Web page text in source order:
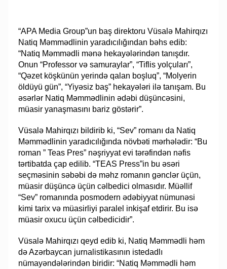
“APA Media Group”un baş direktoru Vüsalə Mahirqızı
Natiq Məmmədlinin yaradıcılığından bəhs edib:
“Natiq Məmmədli mənə hekayələrindən tanışdır.
Onun “Professor və samuraylar”, “Tiflis yolçuları”,
“Qəzet köşkünün yerində qalan boşluq”, “Molyerin
öldüyü gün”, “Yiyəsiz baş” hekayələri ilə tanışam. Bu
əsərlər Natiq Məmmədlinin ədəbi düşüncəsini,
müasir yanaşmasını bariz göstərir”.
Vüsalə Mahirqızı bildirib ki, “Sev” romanı da Natiq
Məmmədlinin yaradıcılığında növbəti mərhələdir: “Bu
roman ” Teas Pres” nəşriyyat evi tərəfindən nəfis
tərtibatda çap edilib. “TEAS Press”in bu əsəri
seçməsinin səbəbi də məhz romanın gənclər üçün,
müasir düşüncə üçün cəlbedici olmasıdır. Müəllif
“Sev” romanında posmodern ədəbiyyat nümunəsi
kimi tarix və müasirliyi paralel inkişaf etdirir. Bu isə
müasir oxucu üçün cəlbedicidir”.
Vüsalə Mahirqızı qeyd edib ki, Natiq Məmmədli həm
də Azərbaycan jurnalistikasının istedadlı
nümayəndələrindən biridir: “Natiq Məmmədli həm